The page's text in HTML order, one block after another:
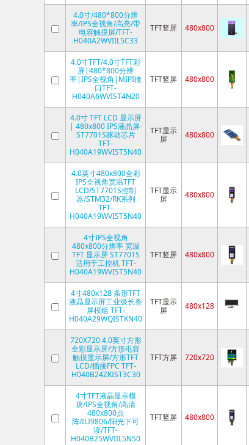
4.0寸/480*800分辨
率/IPS全视角/高亮/带
电容触摸屏/TFT-
H040A2WVIIL5C33
TFT竖屏 480x800
4.0寸TFT/4.0寸TFT彩
屏|480*800分辨
率|IPS全视角|MIPI接
口TFT-
H040A6WVIST4N20
TFT竖屏 480x800
4.0寸 TFT LCD 显示屏
| 480x800 IPS液晶屏-
ST7701S驱动芯片
TFT-
H040A19WVIST5N40
TFT显示
屏
480x800
4.0英寸480x800全彩
IPS全视角宽温TFT
LCD/ST7701S控制
器/STM32/RK系列
TFT-
H040A19WVIST5N40
TFT显示
屏
480x800
4寸IPS全视角
480x800分辨率 宽温
TFT 显示屏 ST7701S
适用于工控机 TFT-
H040A19WVIST5N40
TFT竖屏 480x800
4寸480x128 条形TFT
液晶显示屏工业级长条
屏模组 TFT-
H040A29WQISTKN40
TFT显示
屏
480x128
720X720 4.0英寸方形
全彩显示屏/方形电容
触摸显示屏/方形TFT
LCD/插接FPC TFT-
H040B24ZKIST3C30
TFT方屏 720x720
4寸TFT液晶显示模
块/IPS全视角/高清
480x800点
阵/ILI9806/阳光下可
读/TFT-
H040B25WVIIL5N50
TFT竖屏 480x800